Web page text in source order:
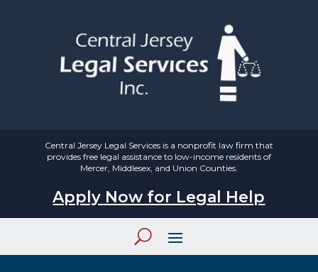
Central Jersey Legal Services is a nonprofit law firm that
provides free legal assistance to low-income residents of
Mercer, Middlesex, and Union Counties.
Apply Now for Legal Help